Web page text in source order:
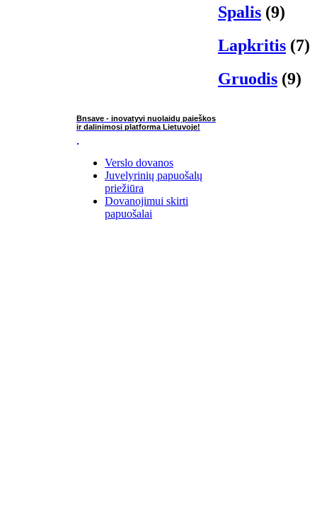
Spalis (9)
Lapkritis (7)
Gruodis (9)
Bnsave - inovatyvi nuolaidų paieškos
ir dalinimosi platforma Lietuvoje!
Verslo dovanos
Juvelyrinių papuošalų
priežiūra
Dovanojimui skirti
papuošalai